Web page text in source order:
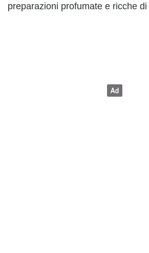
preparazioni profumate e ricche di